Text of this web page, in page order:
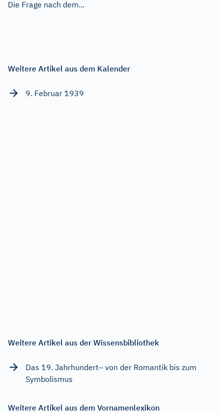
Die Frage nach dem...
Weitere Artikel aus dem Kalender
9. Februar 1939
Weitere Artikel aus der Wissensbibliothek
Das 19. Jahrhundert– von der Romantik bis zum
Symbolismus
Weitere Artikel aus dem Vornamenlexikon